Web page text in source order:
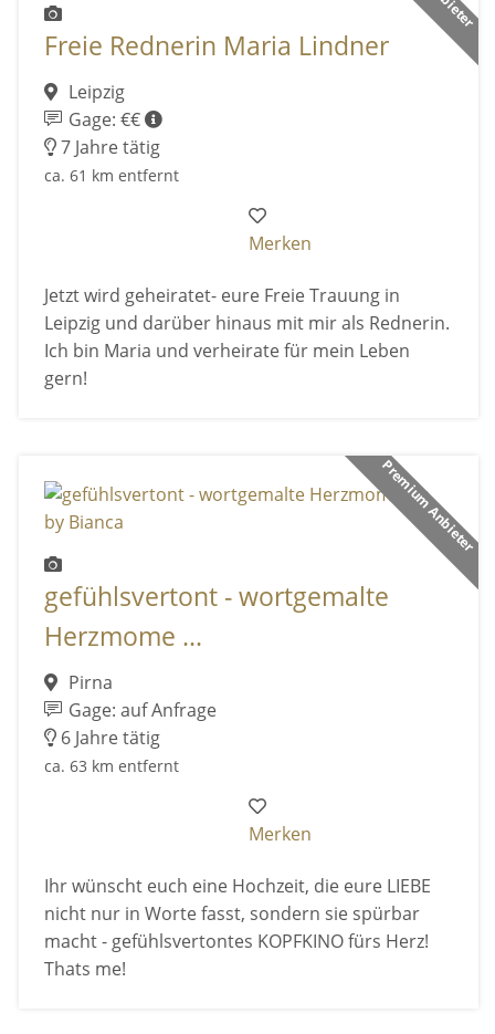
Freie Rednerin Maria Lindner
Leipzig
Gage: €€
7 Jahre tätig
ca. 61 km entfernt
Merken
Jetzt wird geheiratet- eure Freie Trauung in
Leipzig und darüber hinaus mit mir als Rednerin.
Ich bin Maria und verheirate für mein Leben
gern!
Premium Anbieter
gefühlsvertont - wortgemalte
Herzmome ...
Pirna
Gage: auf Anfrage
6 Jahre tätig
ca. 63 km entfernt
Merken
Ihr wünscht euch eine Hochzeit, die eure LIEBE
nicht nur in Worte fasst, sondern sie spürbar
macht - gefühlsvertontes KOPFKINO fürs Herz!
Thats me!